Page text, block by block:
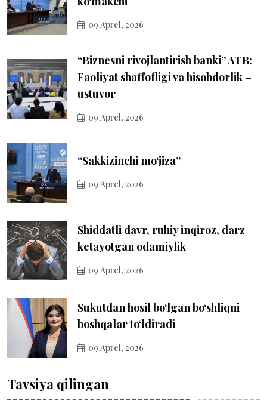
09 Aprel, 2026
“Biznesni rivojlantirish banki” ATB:
Faoliyat shaffofligi va hisobdorlik –
ustuvor
09 Aprel, 2026
“Sakkizinchi mo‘jiza”
09 Aprel, 2026
Shiddatli davr, ruhiy inqiroz, darz
ketayotgan odamiylik
09 Aprel, 2026
Sukutdan hosil bo‘lgan bo‘shliqni
boshqalar to‘ldiradi
09 Aprel, 2026
Tavsiya qilingan